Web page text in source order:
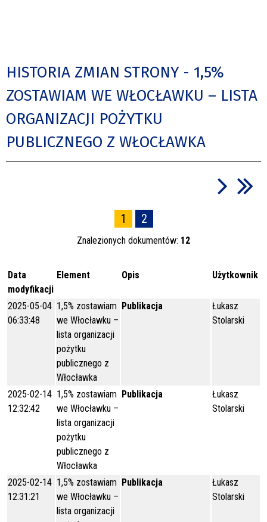
HISTORIA ZMIAN STRONY - 1,5%
ZOSTAWIAM WE WŁOCŁAWKU – LISTA
ORGANIZACJI POŻYTKU
PUBLICZNEGO Z WŁOCŁAWKA
1 2
Znalezionych dokumentów: 12
Data
modyfikacji
Element Opis Użytkownik
2025-05-04
06:33:48
1,5% zostawiam
we Włocławku –
lista organizacji
pożytku
publicznego z
Włocławka
Publikacja
Łukasz
Stolarski
2025-02-14
12:32:42
1,5% zostawiam
we Włocławku –
lista organizacji
pożytku
publicznego z
Włocławka
Publikacja
Łukasz
Stolarski
2025-02-14
12:31:21
1,5% zostawiam
we Włocławku –
lista organizacji
Publikacja
Łukasz
Stolarski